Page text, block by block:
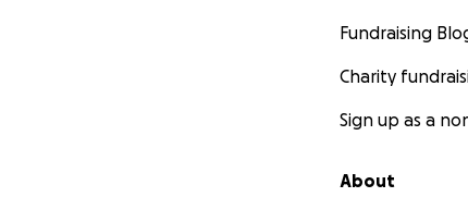
Fundraising
Charity
Sign up as a
About